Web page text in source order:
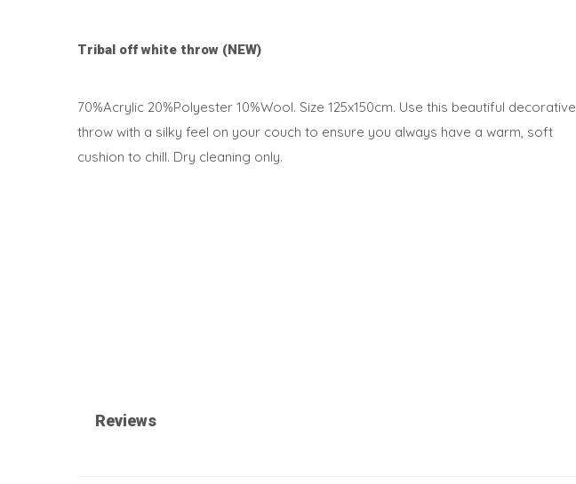
Tribal off white throw (NEW)
70%Acrylic 20%Polyester 10%Wool. Size 125x150cm. Use this beautiful decorative
throw with a silky feel on your couch to ensure you always have a warm, soft
cushion to chill. Dry cleaning only.
Reviews